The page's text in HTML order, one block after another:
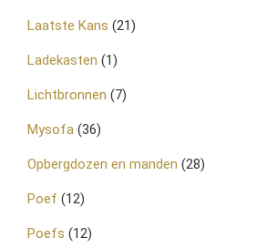
Laatste Kans (21)
Ladekasten (1)
Lichtbronnen (7)
Mysofa (36)
Opbergdozen en manden (28)
Poef (12)
Poefs (12)